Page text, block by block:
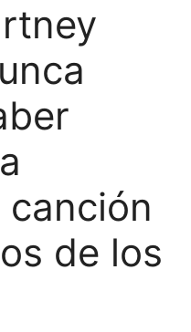
de los